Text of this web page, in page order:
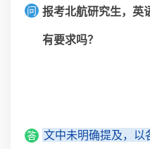
问 报考北航研究生，英
有要求吗？
答 文中未明确提及，以